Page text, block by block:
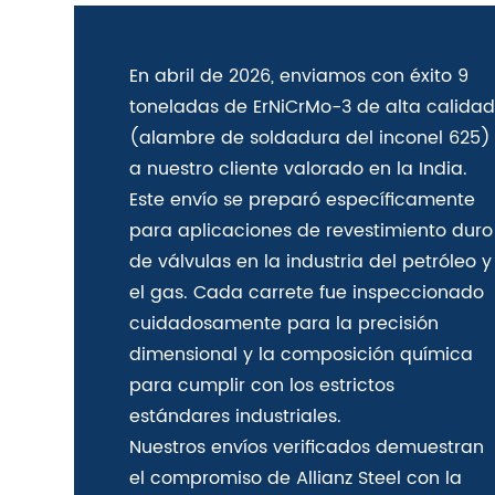
En abril de 2026, enviamos con éxito 9
toneladas de ErNiCrMo-3 de alta calidad
(alambre de soldadura del inconel 625)
a nuestro cliente valorado en la India.
Este envío se preparó específicamente
para aplicaciones de revestimiento duro
de válvulas en la industria del petróleo y
el gas. Cada carrete fue inspeccionado
cuidadosamente para la precisión
dimensional y la composición química
para cumplir con los estrictos
estándares industriales.
Nuestros envíos verificados demuestran
el compromiso de Allianz Steel con la